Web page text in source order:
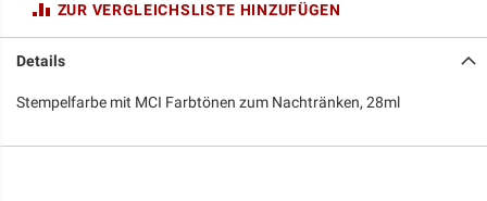
ZUR VERGLEICHSLISTE HINZUFÜGEN
Details
Stempelfarbe mit MCI Farbtönen zum Nachtränken, 28ml